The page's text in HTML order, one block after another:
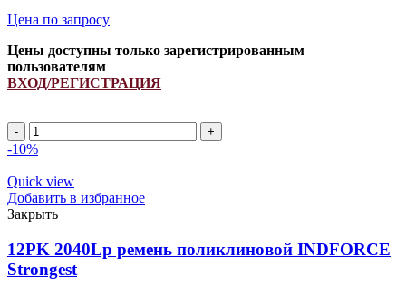
Цена по запросу
Цены доступны только зарегистрированным
пользователям
ВХОД/РЕГИСТРАЦИЯ
Количество
товара
1255
ремень
поликлиновой
INDFORCE
Strongest
-10%
Quick view
Добавить в избранное
Закрыть
12PK 2040Lp ремень поликлиновой INDFORCE
Strongest